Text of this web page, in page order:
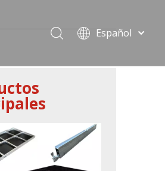
del evento
de iluminación estándar
del techo
Español
Pусский